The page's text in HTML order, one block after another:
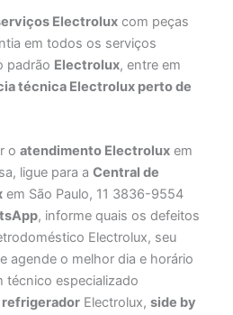
Electrolux com peças
em todos os serviços
padrão Electrolux, entre em
técnica Electrolux perto de
oatendimento Electrolux em
ligue para aCentral de
em São Paulo, 11 3836-9554
, informe quais os defeitos
Electrolux, seu
agende o melhor dia e horário
técnico especializado
refrigerador Electrolux,side by